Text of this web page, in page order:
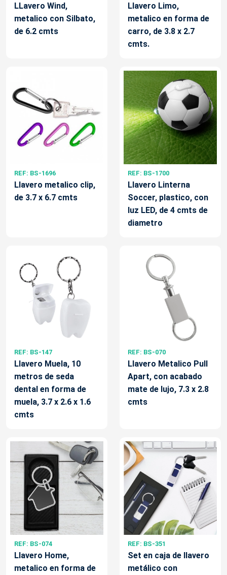
LLavero Wind,
metalico con Silbato,
de 6.2 cmts
Llavero Limo,
metalico en forma de
carro, de 3.8 x 2.7
cmts.
REF: BS-1696
Llavero metalico clip,
de 3.7 x 6.7 cmts
REF: BS-1700
Llavero Linterna
Soccer, plastico, con
luz LED, de 4 cmts de
diametro
REF: BS-147
Llavero Muela, 10
metros de seda
dental en forma de
muela, 3.7 x 2.6 x 1.6
cmts
REF: BS-070
Llavero Metalico Pull
Apart, con acabado
mate de lujo, 7.3 x 2.8
cmts
REF: BS-074
Llavero Home,
metalico en forma de
REF: BS-351
Set en caja de llavero
metálico con